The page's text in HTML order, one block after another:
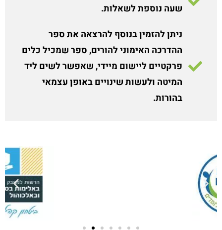
שעה נוספת לשאלות.
ניתן להזמין בנוסף להרצאה את ספר
ההדרכה האימוני להורים, ספר שמכיל כלים
פרקטיים ליישום מיידי, שאפשר לשים ליד
המיטה ולעשות שינויים באופן עצמאי
בהורות.